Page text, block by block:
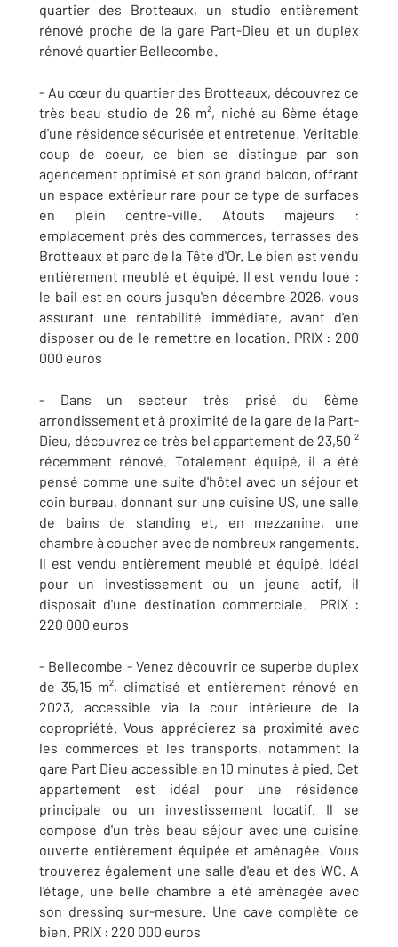
quartier des Brotteaux​, un studio entièrement
rénové proche de la gare Part-Dieu​ et un duplex
rénové quartier Bellecombe.
- Au cœur du quartier des Brotteaux, découvrez ce
très beau studio de 26 m², niché au 6ème étage
d'une résidence sécurisée et entretenue. Véritable
coup de coeur, ce bien se distingue par son
agencement optimisé et son grand balcon, offrant
un espace extérieur rare pour ce type de surfaces
en plein centre-ville. Atouts majeurs :
emplacement près des commerces, terrasses des
Brotteaux et parc de la Tête d'Or. Le bien est vendu
entièrement meublé et équipé. Il est vendu loué :
le bail est en cours jusqu'en décembre 2026, vous
assurant une rentabilité immédiate, avant d'en
disposer ou de le remettre en location. PRIX : 200
000 euros
- Dans un secteur très prisé du 6ème
arrondissement et à proximité de la gare de la Part-
Dieu, découvrez ce très bel appartement de 23,50 ²
récemment rénové. Totalement équipé, il a été
pensé comme une suite d'hôtel avec un séjour et
coin bureau, donnant sur une cuisine US, une salle
de bains de standing et, en mezzanine, une
chambre à coucher avec de nombreux rangements.
Il est vendu entièrement meublé et équipé. Idéal
pour un investissement ou un jeune actif, il
disposait d'une destination commerciale. PRIX :
220 000 euros
- Bellecombe - Venez découvrir ce superbe duplex
de 35,15 m², climatisé et entièrement rénové en
2023, accessible via la cour intérieure de la
copropriété. Vous apprécierez sa proximité avec
les commerces et les transports, notamment la
gare Part Dieu accessible en 10 minutes à pied. Cet
appartement est idéal pour une résidence
principale ou un investissement locatif. Il se
compose d'un très beau séjour avec une cuisine
ouverte entièrement équipée et aménagée. Vous
trouverez également une salle d'eau et des WC. A
l'étage, une belle chambre a été aménagée avec
son dressing sur-mesure. Une cave complète ce
bien.​ PRIX : 220 000 euros